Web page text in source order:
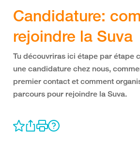
Candidature:
rejoindre la Suva
Tu découvriras ici étape par étape
une candidature chez nous,
premier contact et comment
parcours pour rejoindre la Suva.